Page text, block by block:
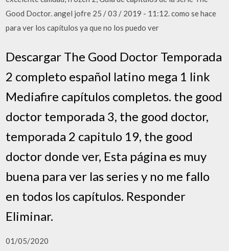
Good Doctor. angel jofre 25 / 03 / 2019 - 11:12. como se hace
para ver los capítulos ya que no los puedo ver
Descargar The Good Doctor Temporada
2 completo español latino mega 1 link
Mediafire capítulos completos. the good
doctor temporada 3, the good doctor,
temporada 2 capitulo 19, the good
doctor donde ver, Esta página es muy
buena para ver las series y no me fallo
en todos los capítulos. Responder
Eliminar.
01/05/2020